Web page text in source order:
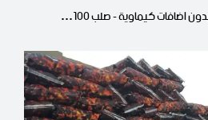
كيماوية - صلب 100…